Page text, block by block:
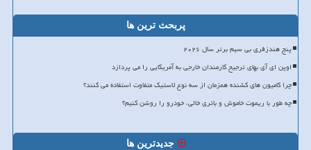
پربحث ترین ها
پنج هندزفری بی سیم برتر سال ۲۰۲۶
اوپن ای آی بهای ترجیح کارمندان خارجی به آمریکایی را می پردازد
چرا کامیون های کشنده همزمان از سه نوع لاستیک متفاوت استفاده می کنند؟
چه طور با ریموت خاموش و باتری خالی، خودرو را روشن کنیم؟
جدیدترین ها